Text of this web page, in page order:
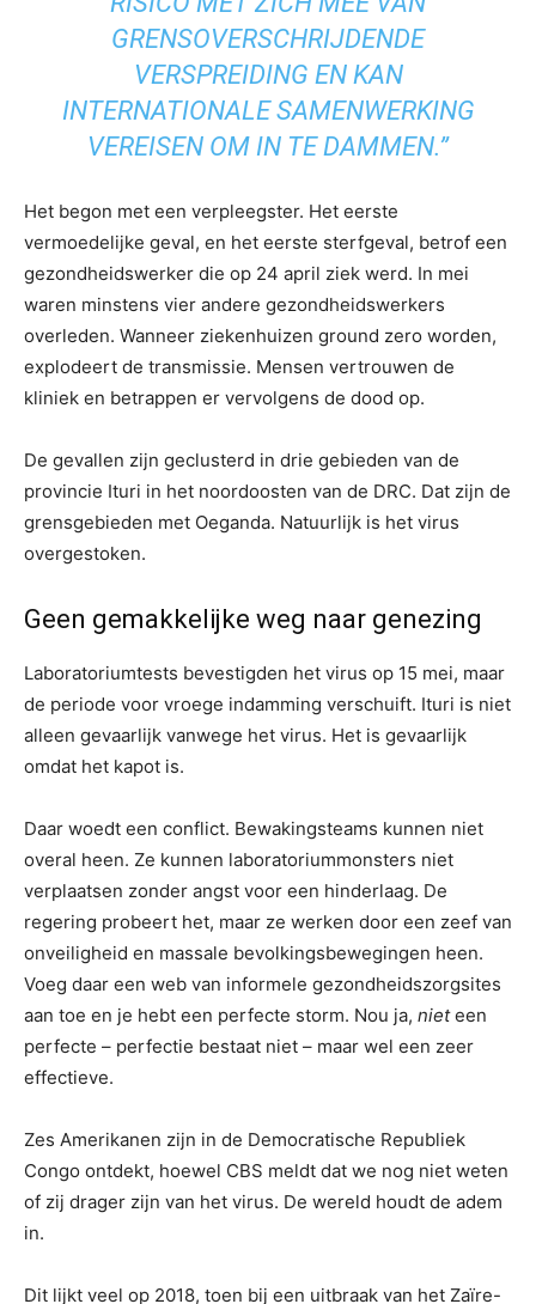
GRENSOVERSCHRIJDENDE
VERSPREIDING EN KAN
INTERNATIONALE SAMENWERKING
VEREISEN OM IN TE DAMMEN.”
Het begon met een verpleegster. Het eerste
vermoedelijke geval, en het eerste sterfgeval, betrof een
gezondheidswerker die op 24 april ziek werd. In mei
waren minstens vier andere gezondheidswerkers
overleden. Wanneer ziekenhuizen ground zero worden,
explodeert de transmissie. Mensen vertrouwen de
kliniek en betrappen er vervolgens de dood op.
De gevallen zijn geclusterd in drie gebieden van de
provincie Ituri in het noordoosten van de DRC. Dat zijn de
grensgebieden met Oeganda. Natuurlijk is het virus
overgestoken.
Geen gemakkelijke weg naar genezing
Laboratoriumtests bevestigden het virus op 15 mei, maar
de periode voor vroege indamming verschuift. Ituri is niet
alleen gevaarlijk vanwege het virus. Het is gevaarlijk
omdat het kapot is.
Daar woedt een conflict. Bewakingsteams kunnen niet
overal heen. Ze kunnen laboratoriummonsters niet
verplaatsen zonder angst voor een hinderlaag. De
regering probeert het, maar ze werken door een zeef van
onveiligheid en massale bevolkingsbewegingen heen.
Voeg daar een web van informele gezondheidszorgsites
aan toe en je hebt een perfecte storm. Nou ja, nieteen
perfecte – perfectie bestaat niet – maar wel een zeer
effectieve.
Zes Amerikanen zijn in de Democratische Republiek
Congo ontdekt, hoewel CBS meldt dat we nog niet weten
of zij drager zijn van het virus. De wereld houdt de adem
in.
Dit lijkt veel op 2018, toen bij een uitbraak van het Zaïre-